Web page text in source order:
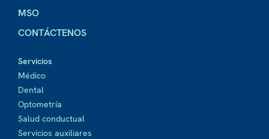
MSO
CONTÁCTENOS
Servicios
Médico
Dental
Optometría
Salud conductual
Servicios auxiliares